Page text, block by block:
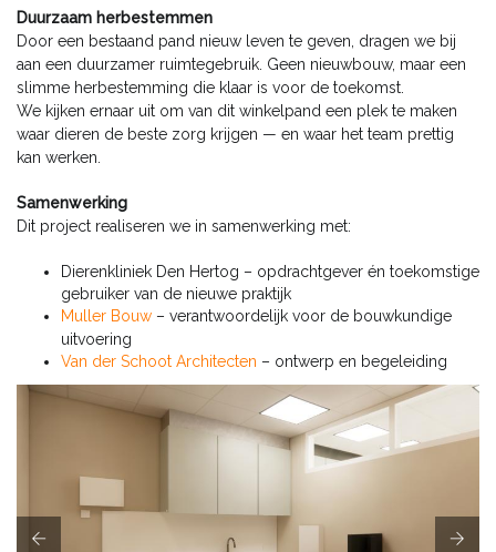
Duurzaam herbestemmen
Door een bestaand pand nieuw leven te geven, dragen we bij
aan een duurzamer ruimtegebruik. Geen nieuwbouw, maar een
slimme herbestemming die klaar is voor de toekomst.
We kijken ernaar uit om van dit winkelpand een plek te maken
waar dieren de beste zorg krijgen — en waar het team prettig
kan werken.
Samenwerking
Dit project realiseren we in samenwerking met:
Dierenkliniek Den Hertog – opdrachtgever én toekomstige
gebruiker van de nieuwe praktijk
Muller Bouw – verantwoordelijk voor de bouwkundige
uitvoering
Van der Schoot Architecten – ontwerp en begeleiding